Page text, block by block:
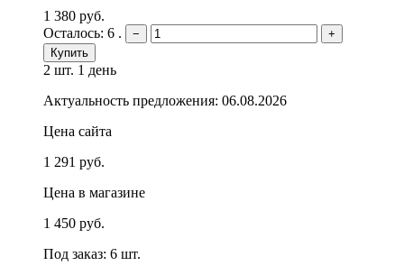
1 380 руб.
Осталось: 6 .
−
+
Купить
2 шт. 1 день
Актуальность предложения: 06.08.2026
Цена сайта
1 291 руб.
Цена в магазине
1 450 руб.
Под заказ: 6 шт.